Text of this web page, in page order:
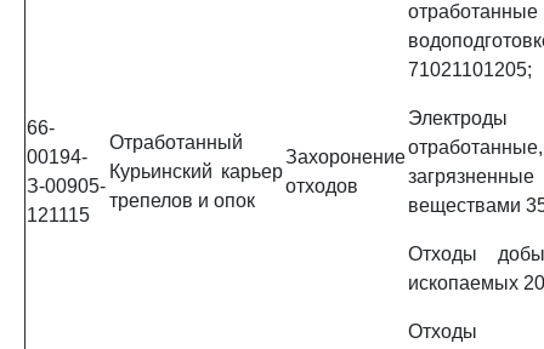
66-
00194-
З-00905-
121115
Отработанный
Курьинский карьер
трепелов и опок
Захоронение
отходов
71021101205;
Электроды
веществами
Отходы
ископаемых
Отходы